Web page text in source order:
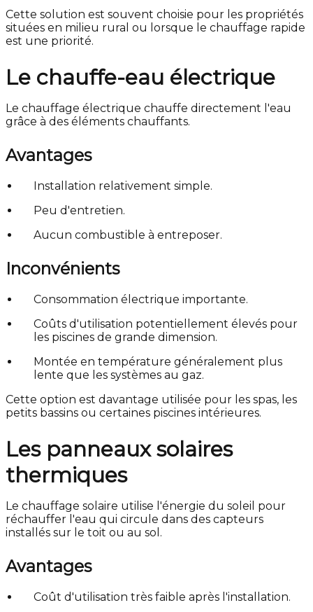
Cette solution est souvent choisie pour les propriétés
situées en milieu rural ou lorsque le chauffage rapide
est une priorité.
Le chauffe-eau électrique
Le chauffage électrique chauffe directement l'eau
grâce à des éléments chauffants.
Avantages
Installation relativement simple.
Peu d'entretien.
Aucun combustible à entreposer.
Inconvénients
Consommation électrique importante.
Coûts d'utilisation potentiellement élevés pour
les piscines de grande dimension.
Montée en température généralement plus
lente que les systèmes au gaz.
Cette option est davantage utilisée pour les spas, les
petits bassins ou certaines piscines intérieures.
Les panneaux solaires
thermiques
Le chauffage solaire utilise l'énergie du soleil pour
réchauffer l'eau qui circule dans des capteurs
installés sur le toit ou au sol.
Avantages
Coût d'utilisation très faible après l'installation.